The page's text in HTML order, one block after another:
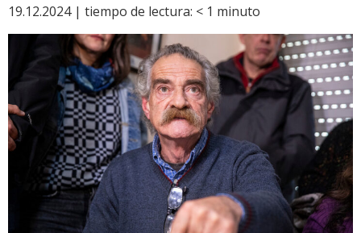
19.12.2024 | tiempo de lectura: < 1 minuto